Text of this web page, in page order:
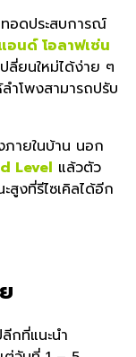
ทอดประสบการณ์
อนด์ โอลาฟเซ่น
ลี่ยนใหม่ได้ง่าย ๆ
ำโพงสามารถปรับ
ายในบ้าน นอก
Level แล้วตัว
งที่รีไซเคิลได้อีก
กที่แนะนำ